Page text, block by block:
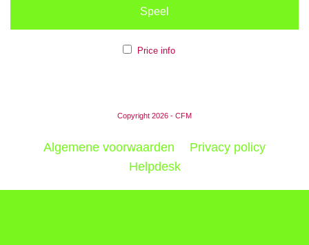
Speel
Price info
Copyright 2026 - CFM
Algemene voorwaarden
Privacy policy
Helpdesk